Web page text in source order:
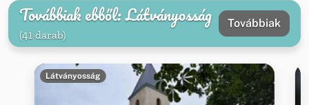
Továbbiak ebből: Látványosság
(41 darab)
Továbbiak
Látványosság